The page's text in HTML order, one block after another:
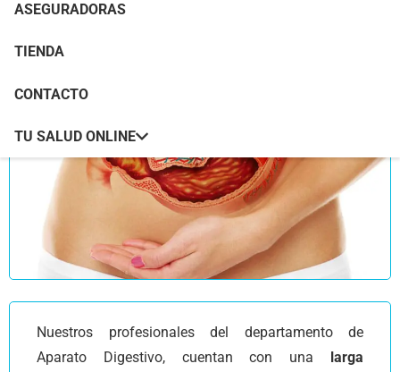
ASEGURADORAS
TIENDA
CONTACTO
TU SALUD ONLINE
Nuestros profesionales del departamento de
Aparato Digestivo, cuentan con una larga